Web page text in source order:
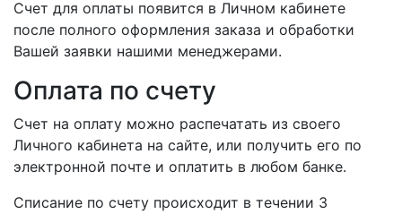
Счет для оплаты появится в Личном кабинете
после полного оформления заказа и обработки
Вашей заявки нашими менеджерами.
Оплата по счету
Счет на оплату можно распечатать из своего
Личного кабинета на сайте, или получить его по
электронной почте и оплатить в любом банке.
Списание по счету происходит в течении 3